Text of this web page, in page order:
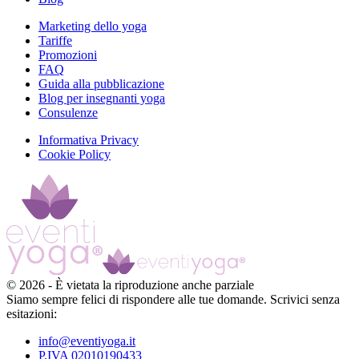
Marketing dello yoga
Tariffe
Promozioni
FAQ
Guida alla pubblicazione
Blog per insegnanti yoga
Consulenze
Informativa Privacy
Cookie Policy
© 2026 - È vietata la riproduzione anche parziale
Siamo sempre felici di rispondere alle tue domande. Scrivici senza
esitazioni:
info@eventiyoga.it
P.IVA 02010190433